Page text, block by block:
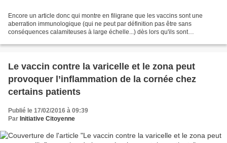
Encore un article donc qui montre en filigrane que les vaccins sont une
aberration immunologique (qui ne peut par définition pas être sans
conséquences calamiteuses à large échelle...) dès lors qu'ils sont
Le vaccin contre la varicelle et le zona peut
provoquer l’inflammation de la cornée chez
certains patients
Publié le 17/02/2016 à 09:39
Par Initiative Citoyenne